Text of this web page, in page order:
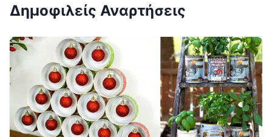
Δημοφιλείς Αναρτήσεις